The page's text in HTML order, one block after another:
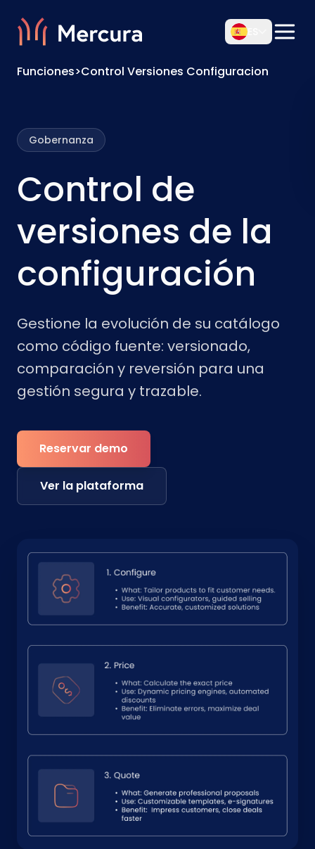
Funciones>Control Versiones Configuracion
Gobernanza
Control de
versiones de la
configuración
Gestione la evolución de su catálogo
como código fuente: versionado,
comparación y reversión para una
gestión segura y trazable.
Reservar demo
Ver la plataforma